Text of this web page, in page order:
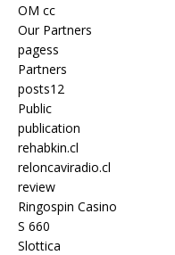
OM cc
Our Partners
pagess
Partners
posts12
Public
publication
rehabkin.cl
reloncaviradio.cl
review
Ringospin Casino
S 660
Slottica